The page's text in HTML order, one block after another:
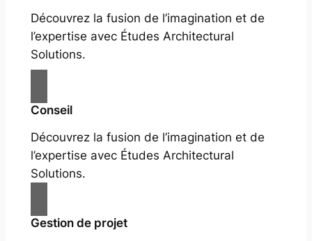
Découvrez la fusion de l’imagination et de
l’expertise avec Études Architectural
Solutions.
Conseil
Découvrez la fusion de l’imagination et de
l’expertise avec Études Architectural
Solutions.
Gestion de projet